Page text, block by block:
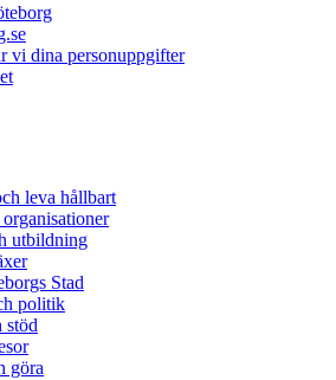
vi dina personuppgifter
leva hållbart
utbildning
Stad
politik
stöd
göra